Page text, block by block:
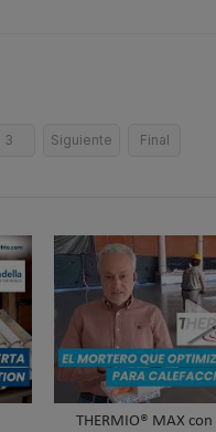
3 Siguiente Final
THERMIO® MAX